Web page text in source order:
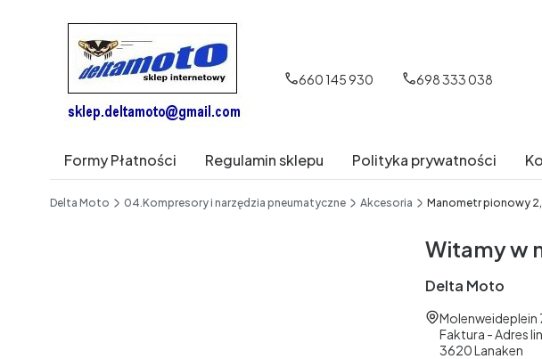
660 145 930 698 333 038
Formy Płatności Regulamin sklepu Polityka prywatności
Delta Moto 04.Kompresory i narzędzia pneumatyczne Akcesoria Manometr pionowy
Witamy w
Delta Moto
Adres:
Molenweideplein
Faktura - Adres
3620 Lanaken